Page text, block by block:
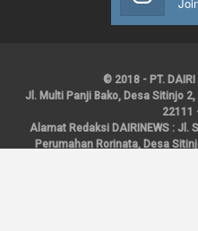
© 2018 - PT. DAIRI
Jl. Multi Panji Bako, Desa Sitinjo
22111
Alamat Redaksi DAIRINEWS : Jl.
Perumahan Rorinata, Desa